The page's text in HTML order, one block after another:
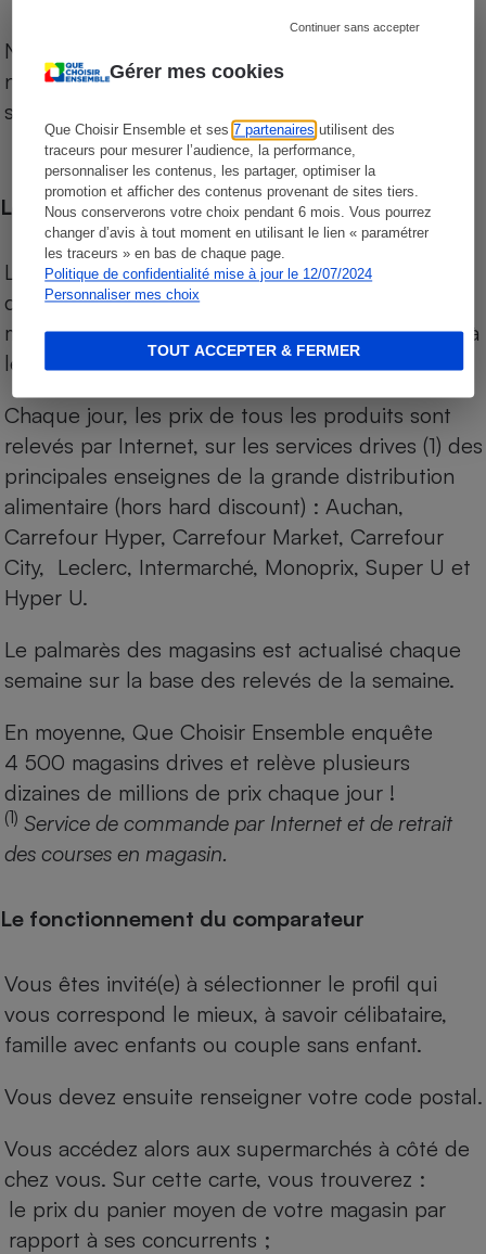
Gérer mes cookies
Que Choisir Ensemble et ses7 partenaires utilisent des
traceurs pour mesurer l’audience, la performance,
personnaliser les contenus, les partager, optimiser la
promotion et afficher des contenus provenant de sites tiers.
Nous conserverons votre choix pendant 6 mois. Vous pourrez
changer d’avis à tout moment en utilisant le lien « paramétrer
les traceurs » en bas de chaque page.
Politique de confidentialité mise à jour le 12/07/2024
Personnaliser mes choix
Continuer sans accepter
TOUT ACCEPTER & FERMER
Notre comparateur de supermarchés propose le
niveau de prix des supermarchés, géolocalisés
sur le territoire français.
Les comparaisons de prix
Les comparaisons sont réalisées sur l’ensemble
des produits des magasins. Les produits de
marques de distributeurs (MDD) sont comparés à
leurs équivalents chez leurs concurrents.
Chaque jour, les prix de tous les produits sont
relevés par Internet, sur les services drives (1) des
principales enseignes de la grande distribution
alimentaire (hors hard discount) : Auchan,
Carrefour Hyper, Carrefour Market, Carrefour
City, Leclerc, Intermarché, Monoprix, Super U et
Hyper U.
Le palmarès des magasins est actualisé chaque
semaine sur la base des relevés de la semaine.
En moyenne, Que Choisir Ensemble enquête
4 500 magasins drives et relève plusieurs
dizaines de millions de prix chaque jour !
(1) Service de commande par Internet et de retrait
des courses en magasin.
Le fonctionnement du comparateur
Vous êtes invité(e) à sélectionner le profil qui
vous correspond le mieux, à savoir célibataire,
famille avec enfants ou couple sans enfant.
Vous devez ensuite renseigner votre code postal.
Vous accédez alors aux supermarchés à côté de
chez vous. Sur cette carte, vous trouverez :
le prix du panier moyen de votre magasin par
rapport à ses concurrents ;